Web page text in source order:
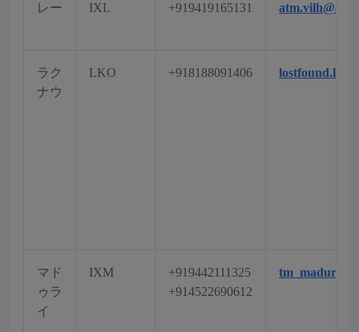
レー IXL +919419165131
ラク
ナウ
LKO +918188091406
マド
ゥラ
イ
IXM
+919442111325
+914522690612